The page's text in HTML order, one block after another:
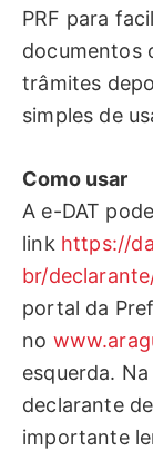
PRF para
documentos
trâmites
simples de
Como usar
A e-DAT
link https://
br/
portal da
no
esquerda.
declarante
importante